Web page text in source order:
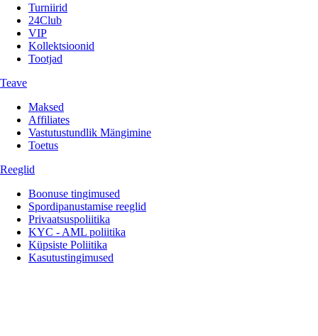
Turniirid
24Club
VIP
Kollektsioonid
Tootjad
Teave
Maksed
Affiliates
Vastutustundlik Mängimine
Toetus
Reeglid
Boonuse tingimused
Spordipanustamise reeglid
Privaatsuspoliitika
KYC - AML poliitika
Küpsiste Poliitika
Kasutustingimused